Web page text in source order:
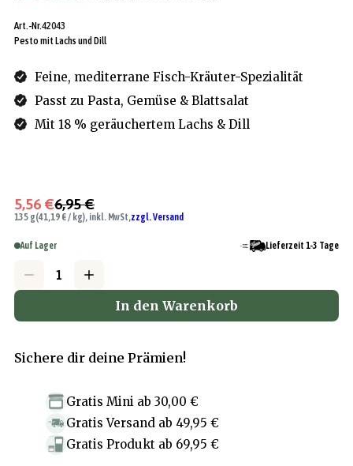
Art.-Nr.42043
Pesto mit Lachs und Dill
Feine, mediterrane Fisch-Kräuter-Spezialität
Passt zu Pasta, Gemüse & Blattsalat
Mit 18 % geräuchertem Lachs & Dill
5,56 €6,95 €
135 g(41,19 € / kg), inkl. MwSt,zzgl. Versand
Auf Lager Lieferzeit 1-3 Tage
In den Warenkorb
Sichere dir deine Prämien!
Gratis Mini ab 30,00 €
Gratis Versand ab 49,95 €
Gratis Produkt ab 69,95 €